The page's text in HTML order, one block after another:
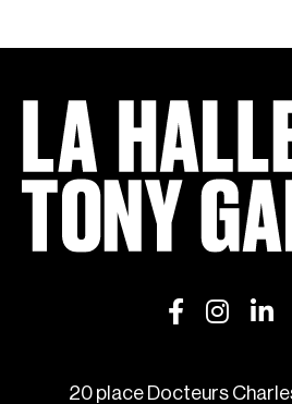
20 place Docteurs